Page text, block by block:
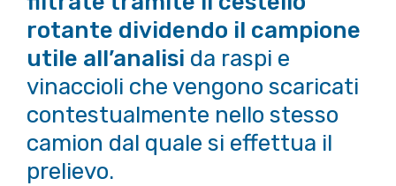
rotante dividendo il campione
utile all’analisi da raspi e
vinaccioli che vengono scaricati
contestualmente nello stesso
camion dal quale si effettua il
prelievo.